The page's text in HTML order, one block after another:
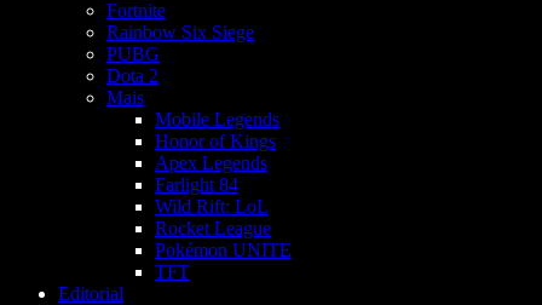
Fortnite
Rainbow Six Siege
PUBG
Dota 2
Mais
Mobile Legends
Honor of Kings
Apex Legends
Farlight 84
Wild Rift: LoL
Rocket League
Pokémon UNITE
TFT
Editorial